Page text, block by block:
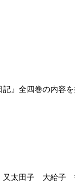
』全四巻の内容
田子 大給子 智